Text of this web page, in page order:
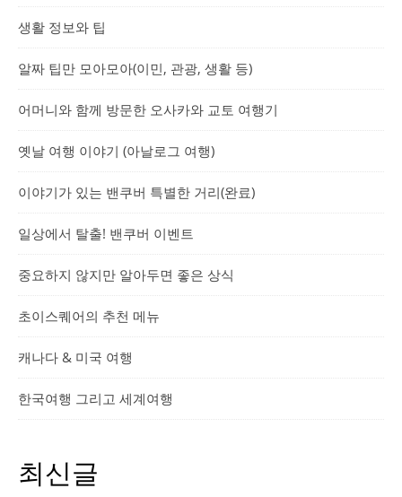
생활 정보와 팁
알짜 팁만 모아모아(이민, 관광, 생활 등)
어머니와 함께 방문한 오사카와 교토 여행기
옛날 여행 이야기 (아날로그 여행)
이야기가 있는 밴쿠버 특별한 거리(완료)
일상에서 탈출! 밴쿠버 이벤트
중요하지 않지만 알아두면 좋은 상식
초이스퀘어의 추천 메뉴
캐나다 & 미국 여행
한국여행 그리고 세계여행
최신글